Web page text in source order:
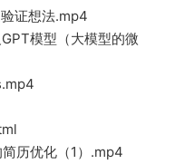
证想法.mp4
模型（大模型的微
历优化（1）.mp4